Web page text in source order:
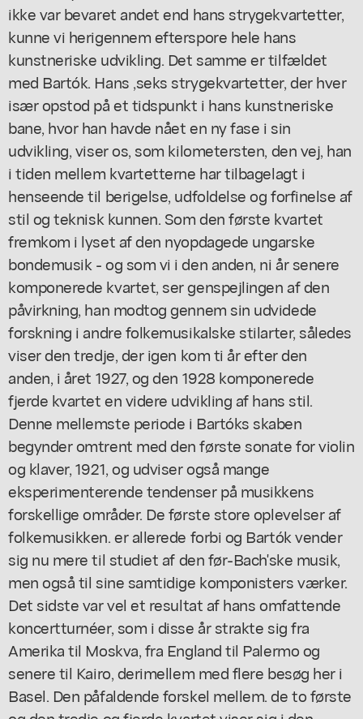
ikke var bevaret andet end hans strygekvartetter,
kunne vi herigennem efterspore hele hans
kunstneriske udvikling. Det samme er tilfældet
med Bartók. Hans ,seks strygekvartetter, der hver
især opstod på et tidspunkt i hans kunstneriske
bane, hvor han havde nået en ny fase i sin
udvikling, viser os, som kilometersten, den vej, han
i tiden mellem kvartetterne har tilbagelagt i
henseende til berigelse, udfoldelse og forfinelse af
stil og teknisk kunnen. Som den første kvartet
fremkom i lyset af den nyopdagede ungarske
bondemusik - og som vi i den anden, ni år senere
komponerede kvartet, ser genspejlingen af den
påvirkning, han modtog gennem sin udvidede
forskning i andre folkemusikalske stilarter, således
viser den tredje, der igen kom ti år efter den
anden, i året 1927, og den 1928 komponerede
fjerde kvartet en videre udvikling af hans stil.
Denne mellemste periode i Bartóks skaben
begynder omtrent med den første sonate for violin
og klaver, 1921, og udviser også mange
eksperimenterende tendenser på musikkens
forskellige områder. De første store oplevelser af
folkemusikken. er allerede forbi og Bartók vender
sig nu mere til studiet af den før-Bach'ske musik,
men også til sine samtidige komponisters værker.
Det sidste var vel et resultat af hans omfattende
koncertturnéer, som i disse år strakte sig fra
Amerika til Moskva, fra England til Palermo og
senere til Kairo, derimellem med flere besøg her i
Basel. Den påfaldende forskel mellem. de to første